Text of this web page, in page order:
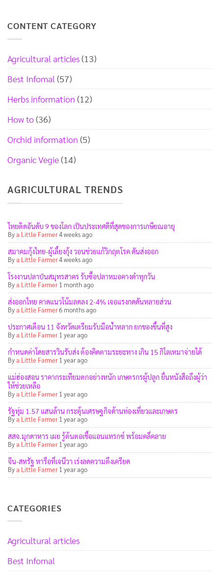
CONTENT CATEGORY
Agricultural articles(13)
Best Infomal (57)
Herbs information (12)
How to(36)
Orchid information (5)
Organic Vegie(14)
AGRICULTURAL TRENDS
ไทยติดอันดับ 9 ของโลก เป็นประเทศดีที่สุดของการเกษียณอายุ
Bya Little Farmer4 weeks ago
สมาคมกุ้งไทย-ผู้เลี้ยงกุ้ง วอนช่วยแก้วิกฤตโรค ดันส่งออก
Bya Little Farmer4 weeks ago
โรงงานปลาป่นสมุทรสาคร รับซื้อปลาหมอคางดำทุกวัน
Bya Little Farmer 1 month ago
ส่งออกไทย คาดแนวโน้มลดลง 2-4% เจอแรงกดดันหลายส่วน
Bya Little Farmer6 months ago
ประกาศเตือน 11 จังหวัดเตรียมรับมือน้ำหลาก ยกของขึ้นที่สูง
Bya Little Farmer 1 year ago
กำหนดค่าโดยสารวินรับส่ง ต้องคิดตามระยะทาง เกิน 15 กิโลเหมาจ่ายได้
Bya Little Farmer 1 year ago
แม่ฮ่องสอน ราคากระเทียมตกอย่างหนัก เกษตรกรผู้ปลูก ยื่นหนังสือถึงผู้ว่า
ให้ช่วยเหลือ
Bya Little Farmer 1 year ago
รัฐทุ่ม 1.57 แสนล้าน กระตุ้นเศรษฐกิจด้านท่องเที่ยวและเกษตร
Bya Little Farmer 1 year ago
สสจ.มุกดาหาร เผย รู้ต้นตอเชื้อแอนแทรกซ์ พร้อมคลี่คลาย
Bya Little Farmer 1 year ago
จีน-สหรัฐ หารือที่เจนีวา เร่งลดความตึงเครียด
Bya Little Farmer 1 year ago
CATEGORIES
Agricultural articles
Best Infomal